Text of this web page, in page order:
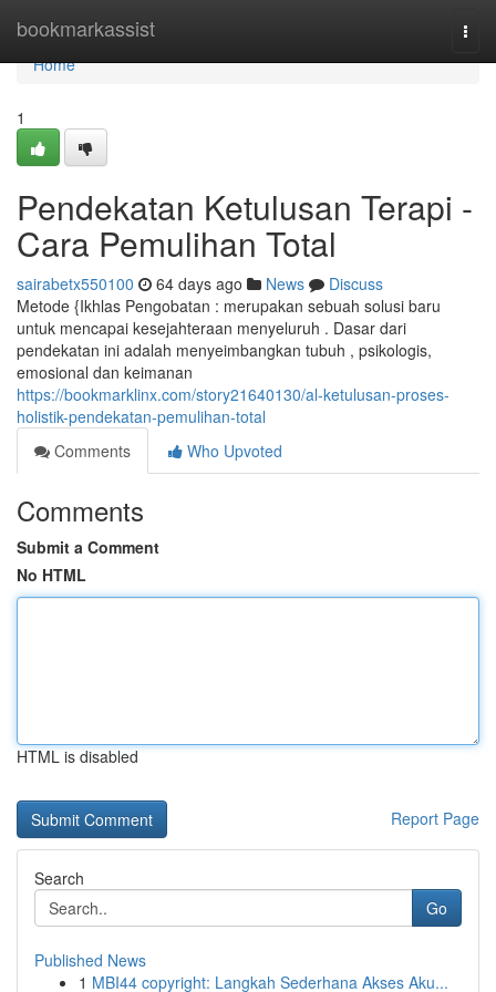
bookmarkassist
Home
Home
1
Pendekatan Ketulusan Terapi -
Cara Pemulihan Total
sairabetx550100 64 days ago News
Discuss
Metode {Ikhlas Pengobatan : merupakan sebuah solusi baru
untuk mencapai kesejahteraan menyeluruh . Dasar dari
pendekatan ini adalah menyeimbangkan tubuh , psikologis,
emosional dan keimanan
https://bookmarklinx.com/story21640130/al-ketulusan-proses-
holistik-pendekatan-pemulihan-total
Comments
Who Upvoted
Comments
Submit a Comment
No HTML
HTML is disabled
Report Page
Search
Go
Published News
1 MBI44 copyright: Langkah Sederhana Akses Aku...